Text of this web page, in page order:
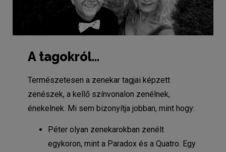
A tagokról...
Természetesen a zenekar tagjai képzett
zenészek, a kellő színvonalon zenélnek,
énekelnek. Mi sem bizonyítja jobban, mint hogy:
Péter olyan zenekarokban zenélt
egykoron, mint a Paradox és a Quatro. Egy